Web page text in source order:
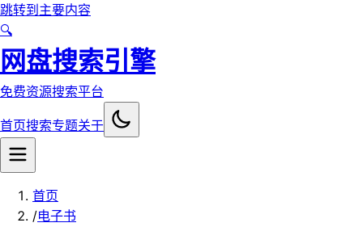
跳转到主要内容
🔍
网盘搜索引擎
免费资源搜索平台
首页搜索专题关于
首页
/电子书